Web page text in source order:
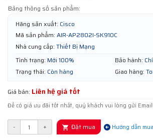
Bảng thông số sản phẩm:
Hãng sản xuất: Cisco
Mã sản phẩm: AIR-AP2802I-SK910C
Nhà cung cấp: Thiết Bị Mạng
Tình trạng: Mới 100% Bảo hành:
Trạng thái: Còn hàng Giao hàng:
Giá bán: Liên hệ giá tốt
Để có giá ưu đãi tốt nhất, quý khách vui lòng gửi Email!
- + Đặt mua Hướng dẫn mua